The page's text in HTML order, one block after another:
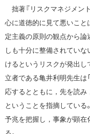
拙著『リスクマネジメン
心に道徳的に見て悪いこ
定主義の原則の観点から論
しも十分に整備されてい
けるというリスクが発出
立者である亀井利明先生は
応するとともに，先を読み
ということを指摘してい
予兆を把握し，事象が顕